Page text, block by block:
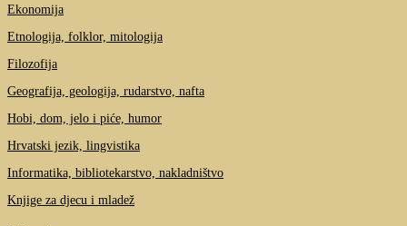
Ekonomija
Etnologija, folklor, mitologija
Filozofija
Geografija, geologija, rudarstvo, nafta
Hobi, dom, jelo i piće, humor
Hrvatski jezik, lingvistika
Informatika, bibliotekarstvo, nakladništvo
Knjige za djecu i mladež